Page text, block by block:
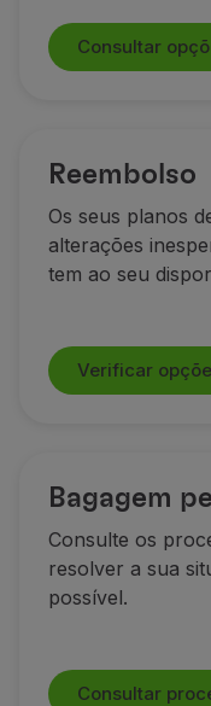
Consultar
Reembolso
Os seus planos
alterações
tem ao seu
Verificar
Bagagem
Consulte os
resolver a sua
possível.
Consultar